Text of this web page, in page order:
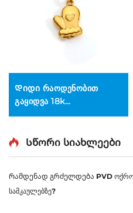
Დიდი რაოდენობით
გაყიდვა 18k
გალვანიზებული ოქროს
ბრელოკი, ტკბილი
სამკაულები
Სწორი სიახლეები
Რამდენად გრძელდება PVD
სამკაულებზე?